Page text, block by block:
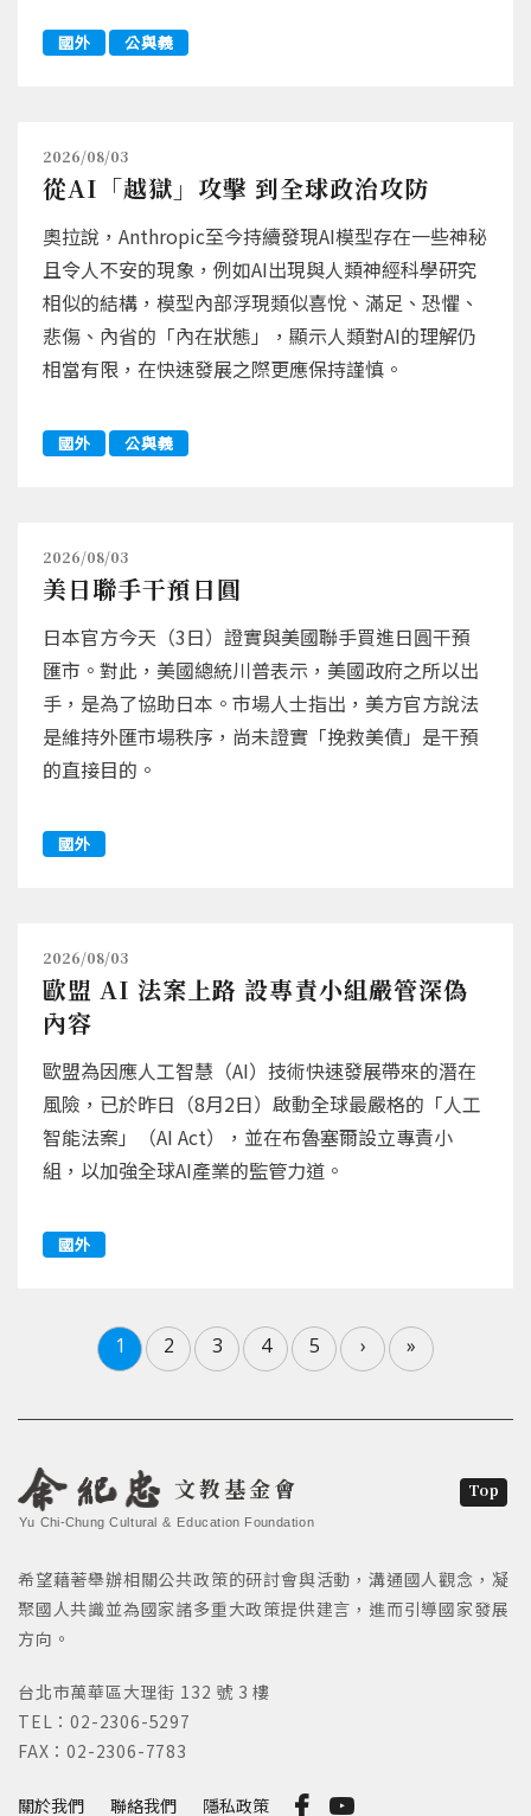
國外 公與義
2026/08/03
從AI「越獄」攻擊 到全球政治攻防
奧拉說，Anthropic至今持續發現AI模型存在一些神秘
且令人不安的現象，例如AI出現與人類神經科學研究
相似的結構，模型內部浮現類似喜悅、滿足、恐懼、
悲傷、內省的「內在狀態」，顯示人類對AI的理解仍
相當有限，在快速發展之際更應保持謹慎。
國外 公與義
2026/08/03
美日聯手干預日圓
日本官方今天（3日）證實與美國聯手買進日圓干預
匯市。對此，美國總統川普表示，美國政府之所以出
手，是為了協助日本。市場人士指出，美方官方說法
是維持外匯市場秩序，尚未證實「挽救美債」是干預
的直接目的。
國外
2026/08/03
歐盟 AI 法案上路 設專責小組嚴管深偽
內容
歐盟為因應人工智慧（AI）技術快速發展帶來的潛在
風險，已於昨日（8月2日）啟動全球最嚴格的「人工
智能法案」（AI Act），並在布魯塞爾設立專責小
組，以加強全球AI產業的監管力道。
國外
1 2 3 4 5 › »
文教基金會
Yu Chi-Chung Cultural & Education Foundation
關於我們 聯絡我們 隱私政策
希望藉著舉辦相關公共政策的研討會與活動，溝通國人觀念，凝
聚國人共識並為國家諸多重大政策提供建言，進而引導國家發展
方向。
台北市萬華區大理街 132 號 3 樓
TEL：02-2306-5297
FAX：02-2306-7783
Top